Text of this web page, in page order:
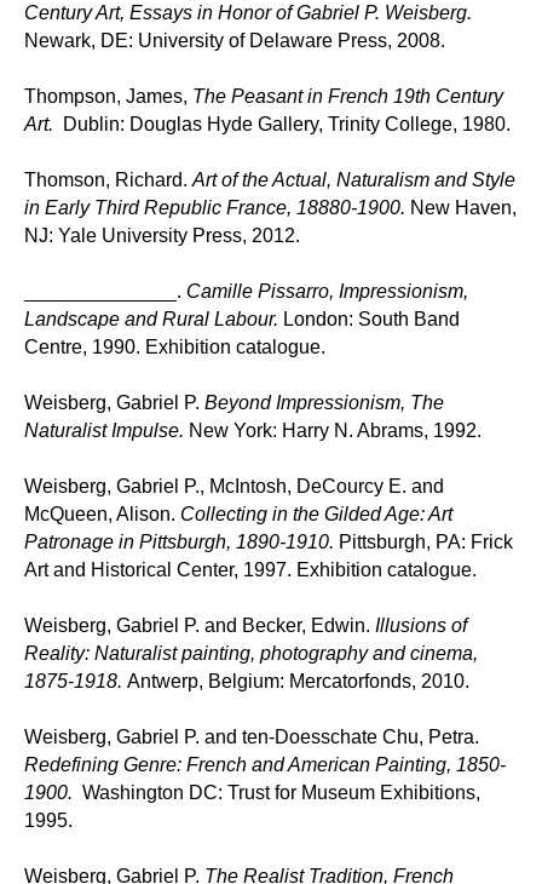
Century Art, Essays in Honor of Gabriel P. Weisberg.
Newark, DE: University of Delaware Press, 2008.
Thompson, James, The Peasant in French 19th Century
Art.
Dublin: Douglas Hyde Gallery, Trinity College, 1980.
Thomson, Richard. Art of the Actual, Naturalism and Style
in Early Third Republic France, 18880-1900. New Haven,
NJ: Yale University Press, 2012.
______________. Camille Pissarro, Impressionism,
Landscape and Rural Labour. London: South Band
Centre, 1990. Exhibition catalogue.
Weisberg, Gabriel P. Beyond Impressionism, The
Naturalist Impulse. New York: Harry N. Abrams, 1992.
Weisberg, Gabriel P., McIntosh, DeCourcy E. and
McQueen, Alison. Collecting in the Gilded Age: Art
Patronage in Pittsburgh, 1890-1910. Pittsburgh, PA: Frick
Art and Historical Center, 1997. Exhibition catalogue.
Weisberg, Gabriel P. and Becker, Edwin. Illusions of
Reality: Naturalist painting, photography and cinema,
1875-1918. Antwerp, Belgium: Mercatorfonds, 2010.
Weisberg, Gabriel P. and ten-Doesschate Chu, Petra.
Redefining Genre: French and American Painting, 1850-
1900. Washington DC: Trust for Museum Exhibitions,
1995.
Weisberg, Gabriel P. The Realist Tradition, French